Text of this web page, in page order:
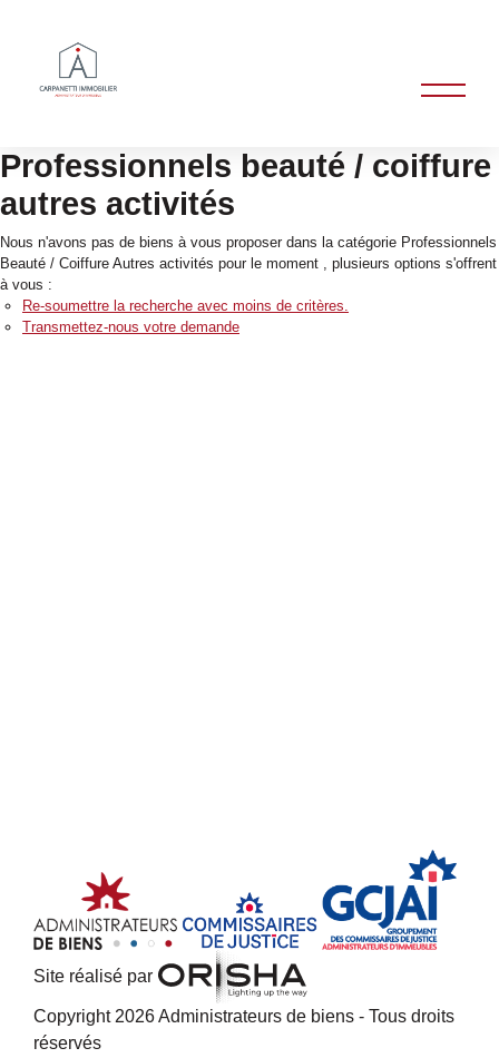
Professionnels beauté / coiffure
autres activités
Nous n'avons pas de biens à vous proposer dans la catégorie Professionnels
Beauté / Coiffure Autres activités pour le moment , plusieurs options s'offrent
à vous :
Re-soumettre la recherche avec moins de critères.
Transmettez-nous votre demande
Site réalisé par
Copyright 2026 Administrateurs de biens - Tous droits
réservés